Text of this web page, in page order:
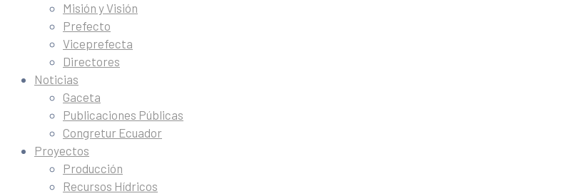
Misión y Visión
Prefecto
Viceprefecta
Directores
Noticias
Gaceta
Publicaciones Públicas
Congretur Ecuador
Proyectos
Producción
Recursos Hídricos